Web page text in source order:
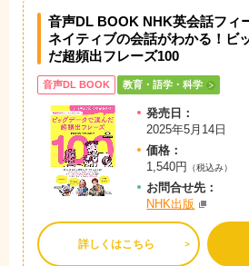
音声DL BOOK NHK英会話フィ
ネイティブの会話がわかる！ビ
だ超頻出フレーズ100
音声DL BOOK 教育・語学・科学
発売日：
2025年5月14日
価格：
1,540円
（税込み）
お問合せ先：
NHK出版
詳しくはこちら